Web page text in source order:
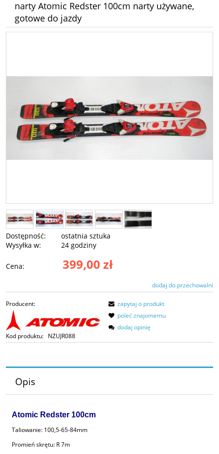
narty Atomic Redster 100cm narty używane,
gotowe do jazdy
Dostępność:
ostatnia sztuka
Wysyłka w:
24 godziny
Cena: 399,00 zł
dodaj do przechowalni
Producent:
Kod produktu: NZUJR088
zapytaj o produkt
poleć znajomemu
dodaj opinię
Opis
Atomic Redster 100cm
Taliowanie: 100,5-65-84mm
Promień skrętu: R 7m